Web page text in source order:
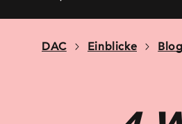
DAC Einblicke Blog